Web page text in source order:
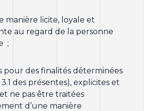
manière licite, loyale et
au regard de la personne
;
pour des finalités déterminées
des présentes), explicites et
ne pas être traitées
d’une manière